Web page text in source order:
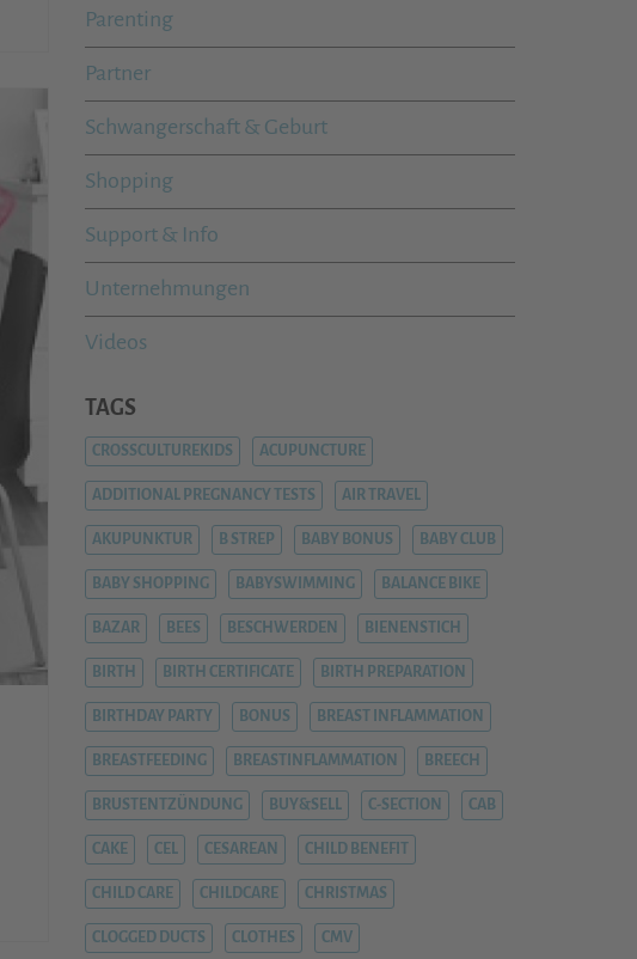
Parenting
Partner
Schwangerschaft & Geburt
Shopping
Support & Info
Unternehmungen
Videos
TAGS
CROSSCULTUREKIDS ACUPUNCTURE
ADDITIONAL PREGNANCY TESTS AIR TRAVEL
AKUPUNKTUR B STREP BABY BONUS BABY CLUB
BABY SHOPPING BABYSWIMMING BALANCE BIKE
BAZAR BEES BESCHWERDEN BIENENSTICH
BIRTH BIRTH CERTIFICATE BIRTH PREPARATION
BIRTHDAY PARTY BONUS BREAST INFLAMMATION
BREASTFEEDING BREASTINFLAMMATION BREECH
BRUSTENTZÜNDUNG BUY&SELL C-SECTION CAB
CAKE CEL CESAREAN CHILD BENEFIT
CHILD CARE CHILDCARE CHRISTMAS
CLOGGED DUCTS CLOTHES CMV